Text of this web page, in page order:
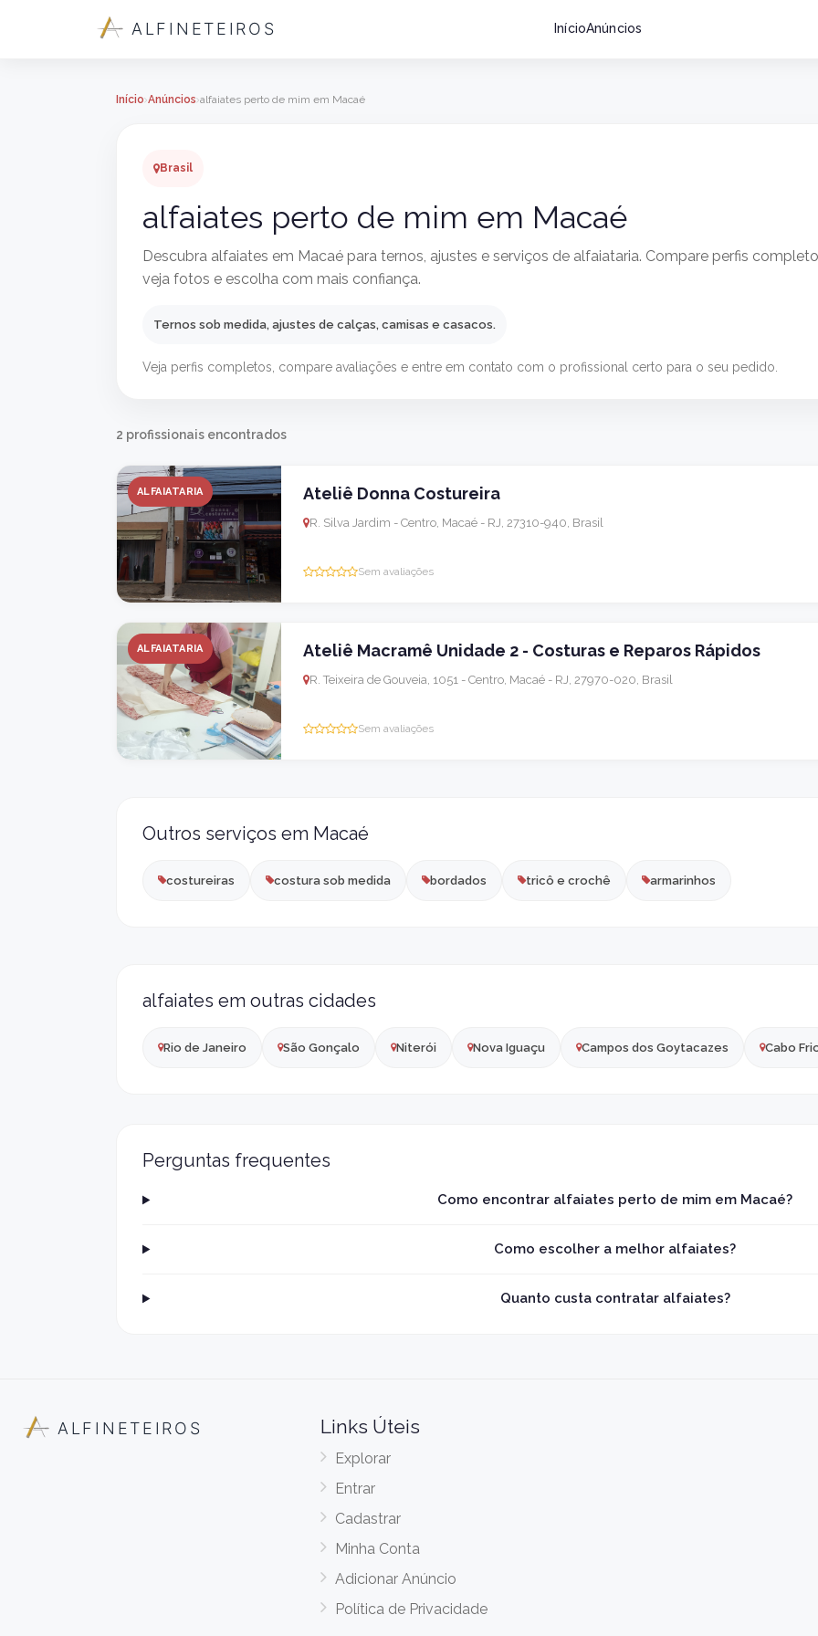
ALFINETEIROS InícioAnúncios
Início Anúncios alfaiates perto de mim em Macaé
Brasil
alfaiates perto de mim em Macaé
Descubra alfaiates em Macaé para ternos, ajustes e serviços de alfaiataria. Compare perfis
veja fotos e escolha com mais confiança.
Ternos sob medida, ajustes de calças, camisas e casacos.
Veja perfis completos, compare avaliações e entre em contato com o profissional certo para o seu pedido.
2 profissionais encontrados
ALFAIATARIA Ateliê Donna Costureira
R. Silva Jardim - Centro, Macaé - RJ, 27310-940, Brasil
Sem avaliações
ALFAIATARIA Ateliê Macramê Unidade 2 - Costuras e Reparos Rápidos
R. Teixeira de Gouveia, 1051 - Centro, Macaé - RJ, 27970-020, Brasil
Sem avaliações
Outros serviços em Macaé
costureiras costura sob medida bordados tricô e crochê armarinhos
alfaiates em outras cidades
Rio de Janeiro São Gonçalo Niterói Nova Iguaçu Campos dos Goytacazes Cabo
Perguntas frequentes
Como encontrar alfaiates perto de mim em Macaé?
Como escolher a melhor alfaiates?
Quanto custa contratar alfaiates?
ALFINETEIROS Links Úteis
Explorar
Entrar
Cadastrar
Minha Conta
Adicionar Anúncio
Política de Privacidade